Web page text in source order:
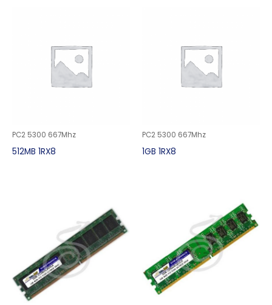
PC2 5300 667Mhz
512MB 1RX8
PC2 5300 667Mhz
1GB 1RX8